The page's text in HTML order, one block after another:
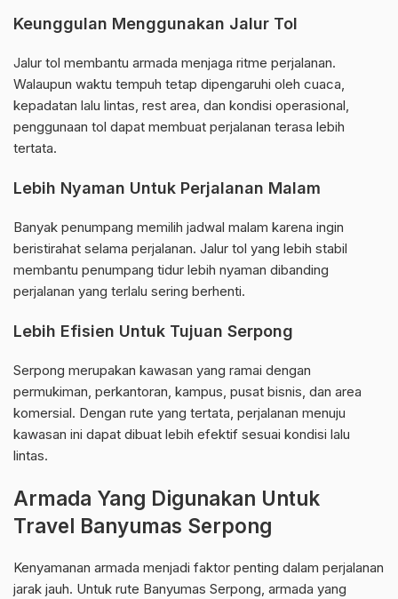
Keunggulan Menggunakan Jalur Tol
Jalur tol membantu armada menjaga ritme perjalanan.
Walaupun waktu tempuh tetap dipengaruhi oleh cuaca,
kepadatan lalu lintas, rest area, dan kondisi operasional,
penggunaan tol dapat membuat perjalanan terasa lebih
tertata.
Lebih Nyaman Untuk Perjalanan Malam
Banyak penumpang memilih jadwal malam karena ingin
beristirahat selama perjalanan. Jalur tol yang lebih stabil
membantu penumpang tidur lebih nyaman dibanding
perjalanan yang terlalu sering berhenti.
Lebih Efisien Untuk Tujuan Serpong
Serpong merupakan kawasan yang ramai dengan
permukiman, perkantoran, kampus, pusat bisnis, dan area
komersial. Dengan rute yang tertata, perjalanan menuju
kawasan ini dapat dibuat lebih efektif sesuai kondisi lalu
lintas.
Armada Yang Digunakan Untuk
Travel Banyumas Serpong
Kenyamanan armada menjadi faktor penting dalam perjalanan
jarak jauh. Untuk rute Banyumas Serpong, armada yang